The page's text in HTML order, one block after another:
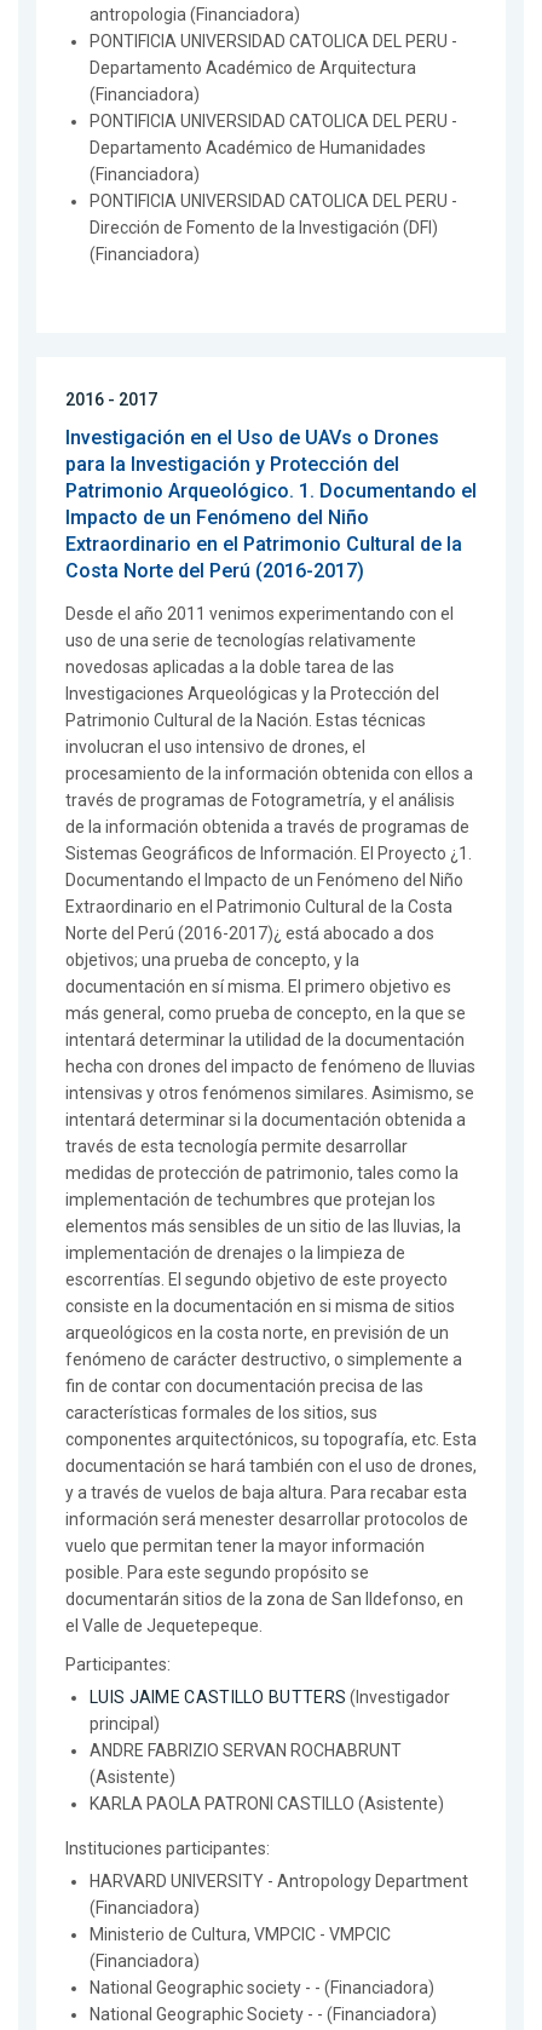
antropologia (Financiadora)
PONTIFICIA UNIVERSIDAD CATOLICA DEL PERU -
Departamento Académico de Arquitectura
(Financiadora)
PONTIFICIA UNIVERSIDAD CATOLICA DEL PERU -
Departamento Académico de Humanidades
(Financiadora)
PONTIFICIA UNIVERSIDAD CATOLICA DEL PERU -
Dirección de Fomento de la Investigación (DFI)
(Financiadora)
2016 - 2017
Investigación en el Uso de UAVs o Drones
para la Investigación y Protección del
Patrimonio Arqueológico. 1. Documentando el
Impacto de un Fenómeno del Niño
Extraordinario en el Patrimonio Cultural de la
Costa Norte del Perú (2016-2017)
Desde el año 2011 venimos experimentando con el
uso de una serie de tecnologías relativamente
novedosas aplicadas a la doble tarea de las
Investigaciones Arqueológicas y la Protección del
Patrimonio Cultural de la Nación. Estas técnicas
involucran el uso intensivo de drones, el
procesamiento de la información obtenida con ellos a
través de programas de Fotogrametría, y el análisis
de la información obtenida a través de programas de
Sistemas Geográficos de Información. El Proyecto ¿1.
Documentando el Impacto de un Fenómeno del Niño
Extraordinario en el Patrimonio Cultural de la Costa
Norte del Perú (2016-2017)¿ está abocado a dos
objetivos; una prueba de concepto, y la
documentación en sí misma. El primero objetivo es
más general, como prueba de concepto, en la que se
intentará determinar la utilidad de la documentación
hecha con drones del impacto de fenómeno de lluvias
intensivas y otros fenómenos similares. Asimismo, se
intentará determinar si la documentación obtenida a
través de esta tecnología permite desarrollar
medidas de protección de patrimonio, tales como la
implementación de techumbres que protejan los
elementos más sensibles de un sitio de las lluvias, la
implementación de drenajes o la limpieza de
escorrentías. El segundo objetivo de este proyecto
consiste en la documentación en si misma de sitios
arqueológicos en la costa norte, en previsión de un
fenómeno de carácter destructivo, o simplemente a
fin de contar con documentación precisa de las
características formales de los sitios, sus
componentes arquitectónicos, su topografía, etc. Esta
documentación se hará también con el uso de drones,
y a través de vuelos de baja altura. Para recabar esta
información será menester desarrollar protocolos de
vuelo que permitan tener la mayor información
posible. Para este segundo propósito se
documentarán sitios de la zona de San Ildefonso, en
el Valle de Jequetepeque.
Participantes:
LUIS JAIME CASTILLO BUTTERS (Investigador
principal)
ANDRE FABRIZIO SERVAN ROCHABRUNT
(Asistente)
KARLA PAOLA PATRONI CASTILLO (Asistente)
Instituciones participantes:
HARVARD UNIVERSITY - Antropology Department
(Financiadora)
Ministerio de Cultura, VMPCIC - VMPCIC
(Financiadora)
National Geographic society - - (Financiadora)
National Geographic Society - - (Financiadora)